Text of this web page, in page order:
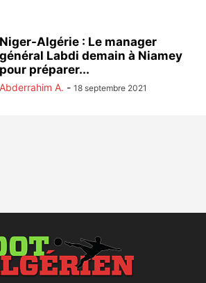
Niger-Algérie : Le manager
général Labdi demain à Niamey
pour préparer...
Abderrahim A. - 18 septembre 2021